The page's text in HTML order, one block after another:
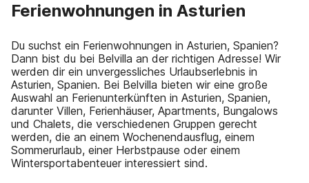
Ferienwohnungen in Asturien
Du suchst ein Ferienwohnungen in Asturien, Spanien?
Dann bist du bei Belvilla an der richtigen Adresse! Wir
werden dir ein unvergessliches Urlaubserlebnis in
Asturien, Spanien. Bei Belvilla bieten wir eine große
Auswahl an Ferienunterkünften in Asturien, Spanien,
darunter Villen, Ferienhäuser, Apartments, Bungalows
und Chalets, die verschiedenen Gruppen gerecht
werden, die an einem Wochenendausflug, einem
Sommerurlaub, einer Herbstpause oder einem
Wintersportabenteuer interessiert sind.